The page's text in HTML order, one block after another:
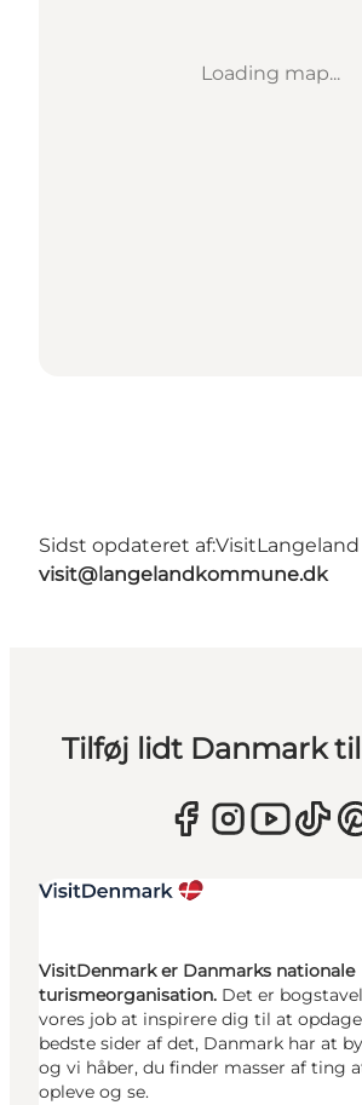
Loading map...
Sidst opdateret af:VisitLangeland
visit@langelandkommune.dk
Tilføj lidt Danmark
VisitDenmark er Danmarks nationale
turismeorganisation. Det er
vores job at inspirere dig til at
bedste sider af det, Danmark har at
og vi håber, du finder masser af ting
opleve og se.